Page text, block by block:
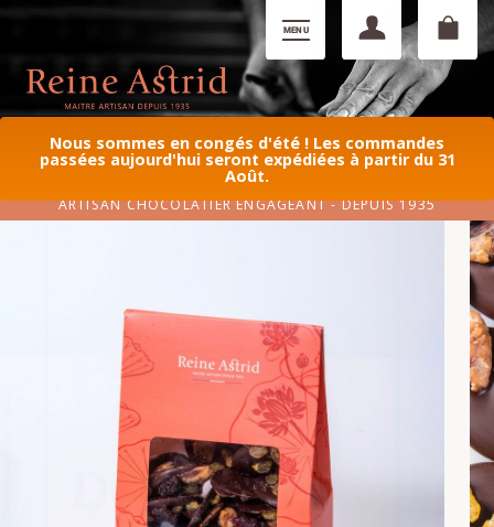
Nous sommes en congés d'été ! Les commandes
passées aujourd'hui seront expédiées à partir du 31
Août.
ARTISAN CHOCOLATIER ENGAGEANT - DEPUIS 1935